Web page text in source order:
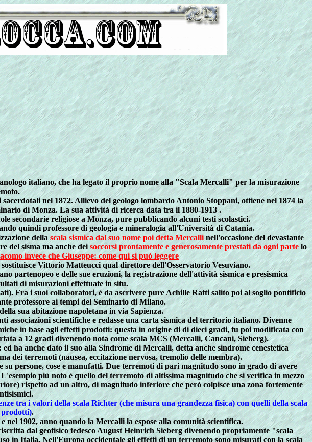
italiano, che ha legato il proprio nome alla "Scala Mercalli" per la misurazione
nel 1872. Allievo del geologo lombardo Antonio Stoppani, ottiene nel 1874 la
di Monza. La sua attività di ricerca data tra il 1880-1913 .
secondarie religiose a Monza, pure pubblicando alcuni testi scolastici.
quindi professore di geologia e mineralogia all'Università di Catania.
dellascala sismica dal suo nome poi detta Mercallinell'occasione del devastante
del sisma ma anche dei soccorsi prontamente e generosamente prestati da ogni partelo
invece che Giuseppe: come qui si può leggere
Vittorio Matteucci qual direttore dell'Osservatorio Vesuviano.
partenopeo e delle sue eruzioni, la registrazione dell'attività sismica e presismica
di misurazioni effettuate in situ.
Fra i suoi collaboratori, è da ascrivere pure Achille Ratti salito poi al soglio pontificio
professore ai tempi del Seminario di Milano.
sua abitazione napoletana in via Sapienza.
scientifiche e redasse una carta sismica del territorio italiano. Divenne
in base agli effetti prodotti: questa in origine di di dieci gradi, fu poi modificata con
a 12 gradi divenendo nota come scala MCS (Mercalli, Cancani, Sieberg).
anche dato il suo alla Sindrome di Mercalli, detta anche sindrome cenestetica
dei terremoti (nausea, eccitazione nervosa, tremolio delle membra).
persone, cose e manufatti. Due terremoti di pari magnitudo sono in grado di avere
più noto è quello del terremoto di altissima magnitudo che si verifica in mezzo
rispetto ad un altro, di magnitudo inferiore che però colpisce una zona fortemente
tra i valori della scala Richter (che misura una grandezza fisica) con quelli della scala
prodotti).
1902, anno quando la Mercalli la espose alla comunità scientifica.
dal geofisico tedesco August Heinrich Sieberg divenendo propriamente "scala
in Italia. Nell'Europa occidentale gli effetti di un terremoto sono misurati con la scala